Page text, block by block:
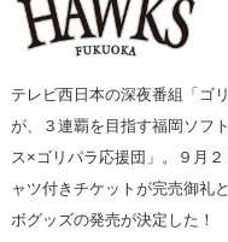
テレビ西日本の深夜番組「ゴ
が、３連覇を目指す福岡ソフ
ス×ゴリパラ応援団」。９月
ャツ付きチケットが完売御礼
ボグッズの発売が決定した！